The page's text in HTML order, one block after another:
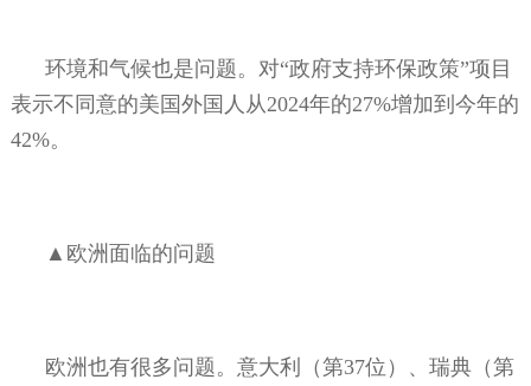
环境和气候也是问题。对“政府支持环保政策”项目
表示不同意的美国外国人从2024年的27%增加到今年的
42%。
▲欧洲面临的问题
欧洲也有很多问题。意大利（第37位）、瑞典（第